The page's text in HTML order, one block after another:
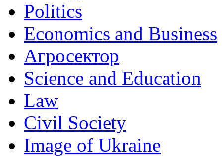
Politics
Economics and Business
Агросектор
Science and Education
Law
Civil Society
Image of Ukraine